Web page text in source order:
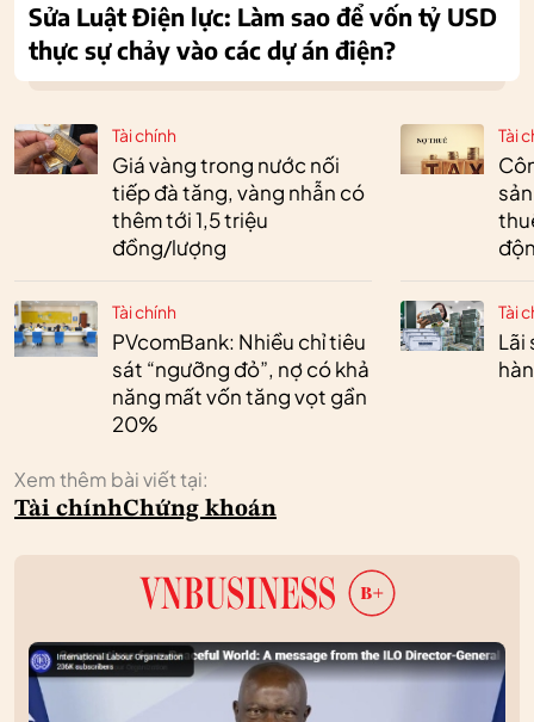
Tài chính
Giá vàng trong nước nối
tiếp đà tăng, vàng nhẫn có
thêm tới 1,5 triệu
đồng/lượng
Tài chính
PVcomBank: Nhiều chỉ tiêu
sát “ngưỡng đỏ”, nợ có khả
năng mất vốn tăng vọt gần
20%
Tài
Tài
Lãi
Xem thêm bài viết tại:
Tài chínhChứng khoán
Sửa Luật Điện lực: Làm sao để vốn tỷ USD
thực sự chảy vào các dự án điện?